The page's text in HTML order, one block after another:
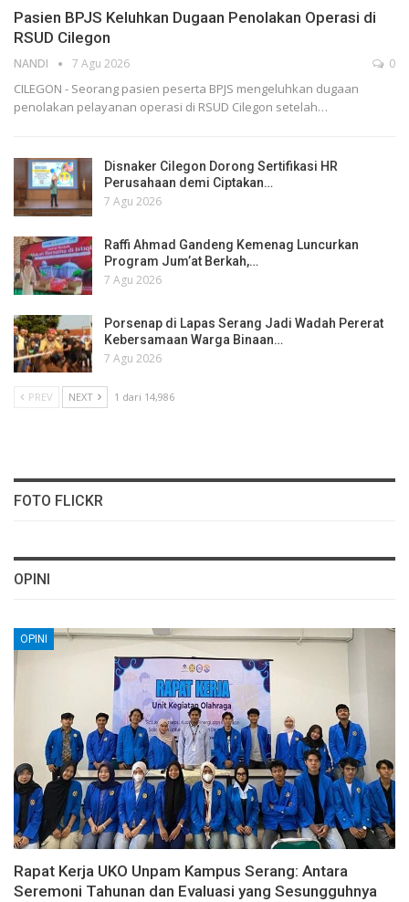
Pasien BPJS Keluhkan Dugaan Penolakan Operasi di
RSUD Cilegon
NANDI 7 Agu 2026 0
CILEGON - Seorang pasien peserta BPJS mengeluhkan dugaan
penolakan pelayanan operasi di RSUD Cilegon setelah…
Disnaker Cilegon Dorong Sertifikasi HR
Perusahaan demi Ciptakan…
7 Agu 2026
Raffi Ahmad Gandeng Kemenag Luncurkan
Program Jum’at Berkah,…
7 Agu 2026
Porsenap di Lapas Serang Jadi Wadah Pererat
Kebersamaan Warga Binaan…
7 Agu 2026
PREV NEXT 1 dari 14,986
FOTO FLICKR
OPINI
OPINI
Rapat Kerja UKO Unpam Kampus Serang: Antara
Seremoni Tahunan dan Evaluasi yang Sesungguhnya